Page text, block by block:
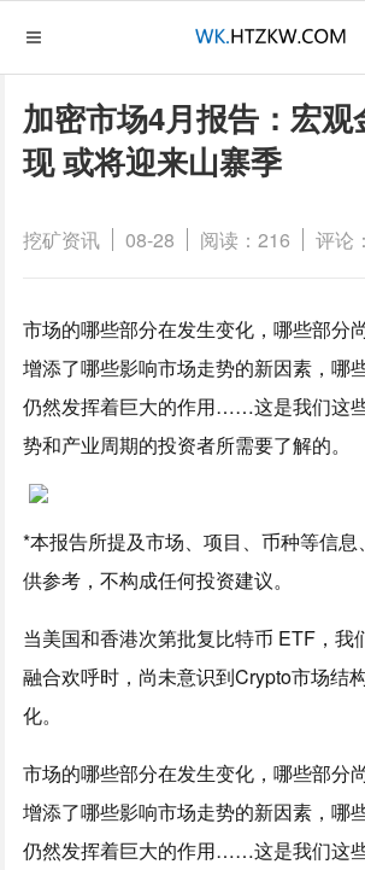
加密市场4月报告：宏观
现 或将迎来山寨季
挖矿资讯 08-28 阅读：216 评论
市场的哪些部分在发生变化，哪些部分
增添了哪些影响市场走势的新因素，哪
仍然发挥着巨大的作用……这是我们这
势和产业周期的投资者所需要了解的。
*本报告所提及市场、项目、币种等信息
供参考，不构成任何投资建议。
当美国和香港次第批复比特币 ETF，我
融合欢呼时，尚未意识到Crypto市场结
化。
市场的哪些部分在发生变化，哪些部分
增添了哪些影响市场走势的新因素，哪
仍然发挥着巨大的作用……这是我们这